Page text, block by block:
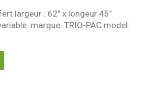
largeur : 62″ x longeur 45″
marque: TRIO-PAC model: